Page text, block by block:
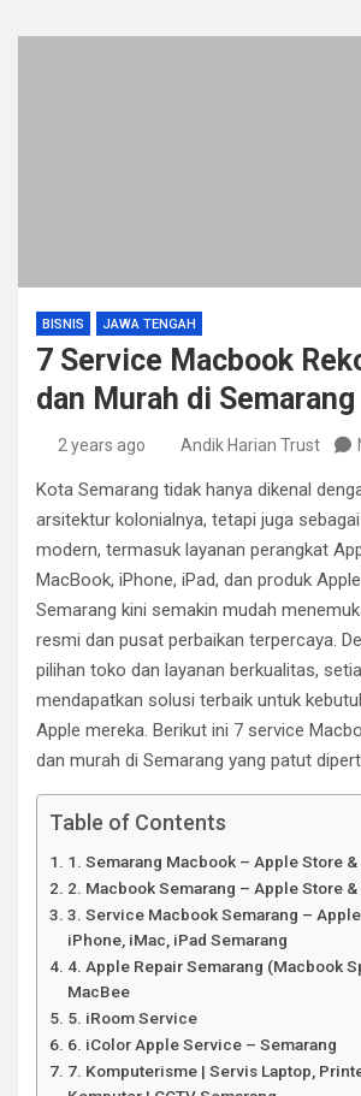
BISNIS JAWA TENGAH
7 Service Macbook
dan Murah di Semarang
2 years ago Andik Harian Trust
Kota Semarang tidak hanya dikenal
arsitektur kolonialnya, tetapi juga
modern, termasuk layanan perangkat
MacBook, iPhone, iPad, dan produk
Semarang kini semakin mudah
resmi dan pusat perbaikan terpercaya.
pilihan toko dan layanan berkualitas,
mendapatkan solusi terbaik untuk
Apple mereka. Berikut ini 7 service
dan murah di Semarang yang patut
Table of Contents
1. Semarang Macbook – Apple Store
2. Macbook Semarang – Apple Store
3. Service Macbook Semarang –
iPhone, iMac, iPad Semarang
4. Apple Repair Semarang (Macbook
MacBee
5. iRoom Service
6. iColor Apple Service – Semarang
7. Komputerisme | Servis Laptop,